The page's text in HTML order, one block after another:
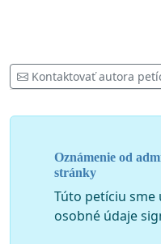
Kontaktovať autora
Oznámenie od
stránky
Túto petíciu sme
osobné údaje